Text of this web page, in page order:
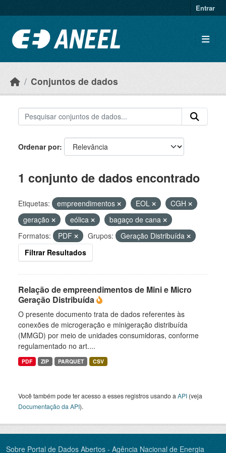
Entrar
Conjuntos de dados
Ordenar por
1 conjunto de dados encontrado
Etiquetas: empreendimentos EOL
CGH
geração
eólica
bagaço de cana
Formatos:
PDF Grupos:
Geração Distribuída
Filtrar Resultados
Relação de empreendimentos de Mini e Micro
Geração Distribuída
O presente documento trata de dados referentes às
conexões de microgeração e minigeração distribuída
(MMGD) por meio de unidades consumidoras, conforme
regulamentado no art....
PDF ZIP PARQUET CSV
Você também pode ter acesso a esses registros usando a API (veja
Documentação da API).
Sobre Portal de Dados Abertos - Agência Nacional de Energia